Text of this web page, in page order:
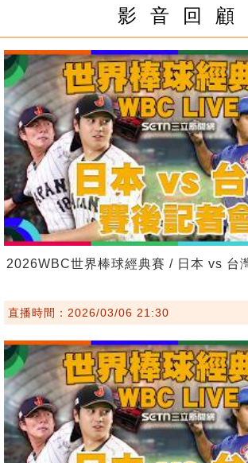
影 音 回 顧
2026WBC世界棒球經典賽 / 日本 vs 台
直播時間：2026/03/06 21:30